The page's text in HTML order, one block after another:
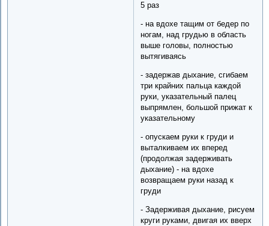
5 раз
- на вдохе тащим от бедер по
ногам, над грудью в область
выше головы, полностью
вытягиваясь
- задержав дыхание, сгибаем
три крайних пальца каждой
руки, указательный палец
выпрямлен, большой прижат к
указательному
- опускаем руки к груди и
выталкиваем их вперед
(продолжая задерживать
дыхание) - на вдохе
возвращаем руки назад к
груди
- Задерживая дыхание, рисуем
круги руками, двигая их вверх